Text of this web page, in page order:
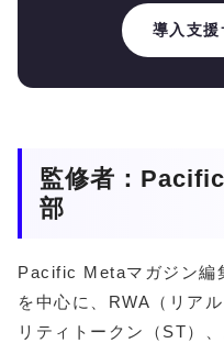
導入支援
監修者：
部
Pacific Metaマガジン編
を中心に、RWA（リア
リティトークン（ST）